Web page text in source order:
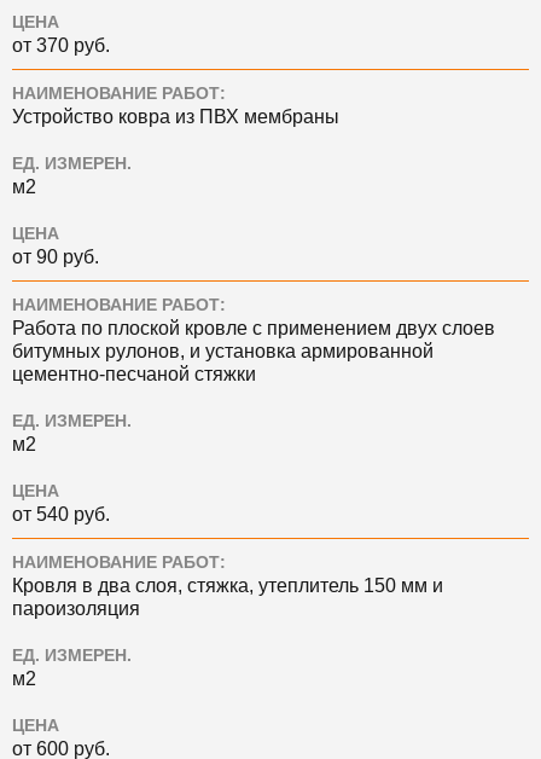
ЦЕНА
от 370 руб.
НАИМЕНОВАНИЕ РАБОТ:
Устройство ковра из ПВХ мембраны
ЕД. ИЗМЕРЕН.
м2
ЦЕНА
от 90 руб.
НАИМЕНОВАНИЕ РАБОТ:
Работа по плоской кровле с применением двух слоев
битумных рулонов, и установка армированной
цементно-песчаной стяжки
ЕД. ИЗМЕРЕН.
м2
ЦЕНА
от 540 руб.
НАИМЕНОВАНИЕ РАБОТ:
Кровля в два слоя, стяжка, утеплитель 150 мм и
пароизоляция
ЕД. ИЗМЕРЕН.
м2
ЦЕНА
от 600 руб.